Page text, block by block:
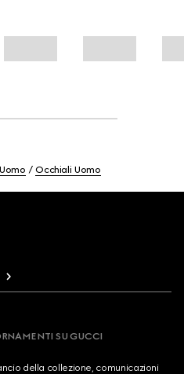
Occhiali Uomo
SU GUCCI
della collezione, comunicazioni